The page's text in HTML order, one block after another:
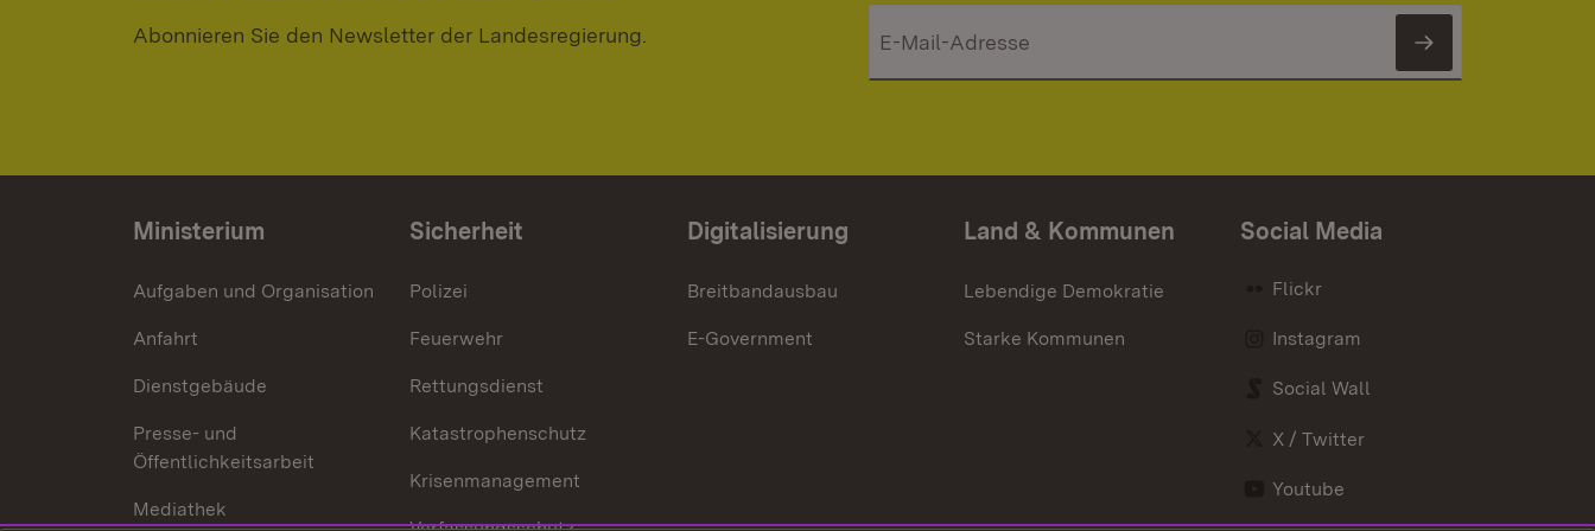
Abonnieren Sie den Newsletter der Landesregierung.
Newsletter
Ministerium
Aufgaben und Organisation
Anfahrt
Dienstgebäude
Presse- und
Öffentlichkeitsarbeit
Mediathek
Sicherheit
Polizei
Feuerwehr
Rettungsdienst
Katastrophenschutz
Krisenmanagement
Digitalisierung
Breitbandausbau
E-Government
Land & Kommunen
Lebendige Demokratie
Starke Kommunen
Social Media
Flickr
Instagram
Social Wall
X / Twitter
Youtube